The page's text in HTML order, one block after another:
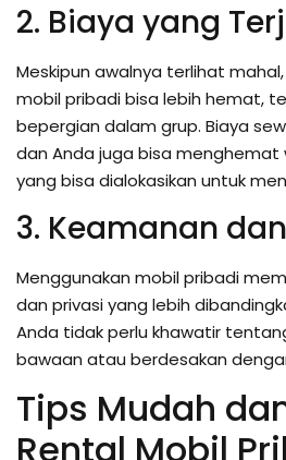
2. Biaya yang
Meskipun awalnya terlihat
mobil pribadi bisa lebih hemat,
bepergian dalam grup. Biaya
dan Anda juga bisa
yang bisa dialokasikan untuk
3. Keamanan
Menggunakan mobil pribadi
dan privasi yang lebih
Anda tidak perlu khawatir
bawaan atau berdesakan
Tips Mudah
Rental Mobil